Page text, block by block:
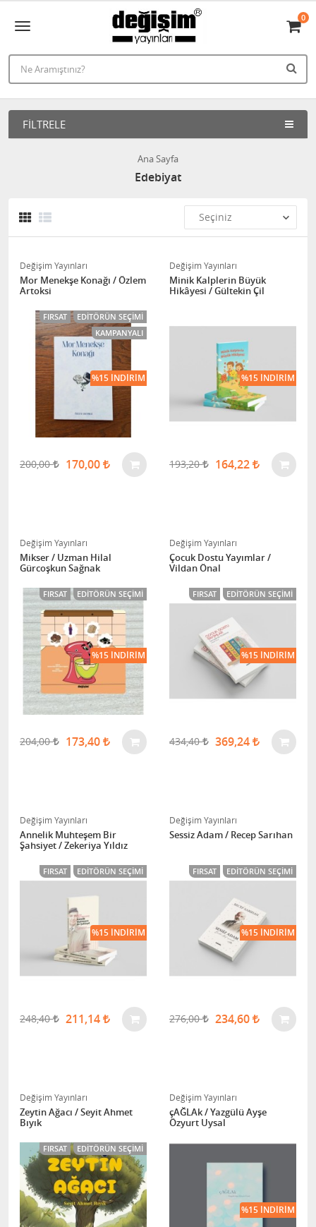
0
FILTRELE
Ana Sayfa
Edebiyat
Değişim Yayınları
Mor Menekşe Konağı / Özlem
Artoksi
FIRSAT
EDITÖRÜN SEÇIMI
KAMPANYALI
200,00 170,00
%15 İNDIRIM
Değişim Yayınları
Minik Kalplerin Büyük
Hikâyesi / Gültekin Çil
193,20 164,22
%15 İNDIRIM
Değişim Yayınları
Mikser / Uzman Hilal
Gürcoşkun Sağnak
FIRSAT EDITÖRÜN SEÇIMI
204,00 173,40
%15 İNDIRIM
Değişim Yayınları
Çocuk Dostu Yayımlar /
Vildan Önal
FIRSAT EDITÖRÜN SEÇIMI
434,40 369,24
%15 İNDIRIM
Değişim Yayınları
Annelik Muhteşem Bir
Şahsiyet / Zekeriya Yıldız
FIRSAT EDITÖRÜN SEÇIMI
248,40 211,14
%15 İNDIRIM
Değişim Yayınları
Sessiz Adam / Recep Sarıhan
FIRSAT EDITÖRÜN SEÇIMI
276,00 234,60
%15 İNDIRIM
Değişim Yayınları
Zeytin Ağacı / Seyit Ahmet
Bıyık
FIRSAT EDITÖRÜN SEÇIMI
Değişim Yayınları
çAĞLAk / Yazgülü Ayşe
Özyurt Uysal
%15 İNDIRIM